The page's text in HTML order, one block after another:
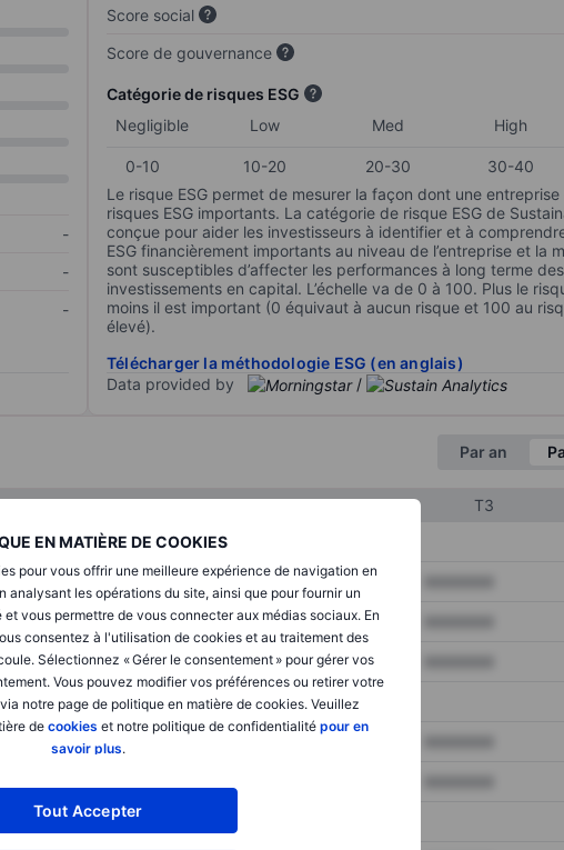
EN MATIÈRE DE COOKIES
pour vous offrir une meilleure expérience de navigation en
analysant les opérations du site, ainsi que pour fournir un
vous permettre de vous connecter aux médias sociaux. En
consentez à l'utilisation de cookies et au traitement des
Sélectionnez « Gérer le consentement » pour gérer vos
Vous pouvez modifier vos préférences ou retirer votre
notre page de politique en matière de cookies. Veuillez
de cookies et notre politique de confidentialité pour en
savoir plus.
Tout Accepter
-
-
-
Score social
Score de gouvernance
Catégorie de risques ESG
Negligible
Low Med High
0-10 10-20 20-30 30-40
Le risque ESG permet de mesurer la façon dont une entreprise
risques ESG importants. La catégorie de risque ESG de
conçue pour aider les investisseurs à identifier et à
ESG financièrement importants au niveau de l’entreprise et la
sont susceptibles d’affecter les performances à long terme des
investissements en capital. L’échelle va de 0 à 100. Plus le
moins il est important (0 équivaut à aucun risque et 100 au
élevé).
Télécharger la méthodologie ESG (en anglais)
Data provided by
/
Par an
T1 T2 T3
XXXXXXX XXXXXXX
XXXXXXX XXXXXXX
XXXXXXX XXXXXXX
XXXXXXX